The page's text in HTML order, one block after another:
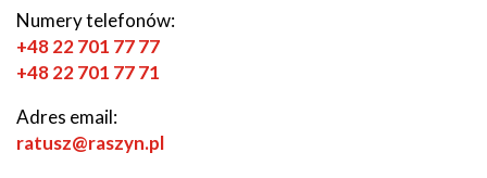
Numery telefonów:
+48 22 701 77 77
+48 22 701 77 71
Adres email:
ratusz@raszyn.pl